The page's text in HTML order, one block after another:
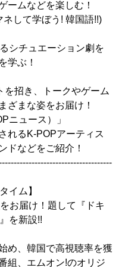
ームなどを楽しむ！
して学ぼう! 韓国語!!)
シチュエーション劇を
学ぶ！
招き、トークやゲーム
ざまな姿をお届け！
ニュース）」
れるK-POPアーティス
ドなどをご紹介！
イム】
お届け！題して『ドキ
を新設!!
め、韓国で高視聴率を獲
組、エムオン!のオリジ